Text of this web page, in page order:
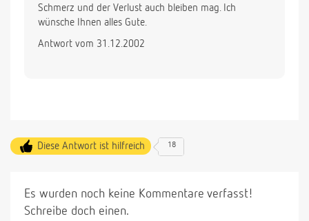
Schmerz und der Verlust auch bleiben mag. Ich
wünsche Ihnen alles Gute.
Antwort vom 31.12.2002
Diese Antwort ist hilfreich 18
Es wurden noch keine Kommentare verfasst!
Schreibe doch einen.